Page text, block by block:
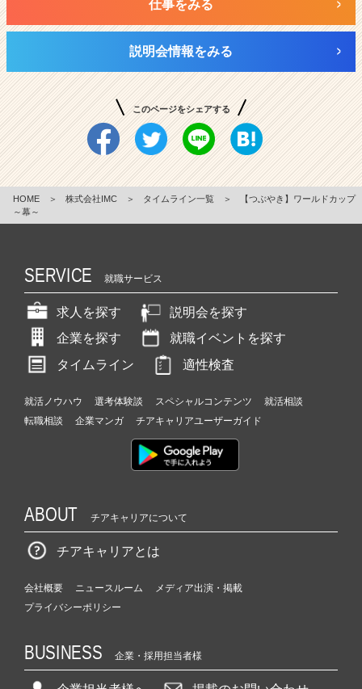
仕事をみる
説明会情報をみる
このページをシェアする
HOME ＞ 株式会社IMC ＞ タイムライン一覧 ＞
【つぶやき】ワールドカップ
～幕～
SERVICE 就職サービス
求人を探す
説明会を探す
企業を探す
就職イベントを探す
タイムライン
適性検査
就活ノウハウ 選考体験談 スペシャルコンテンツ
就活相談
転職相談
企業マンガ チアキャリアユーザーガイド
ABOUT チアキャリアについて
チアキャリアとは
会社概要 ニュースルーム
メディア出演・掲載
プライバシーポリシー
BUSINESS 企業・採用担当者様